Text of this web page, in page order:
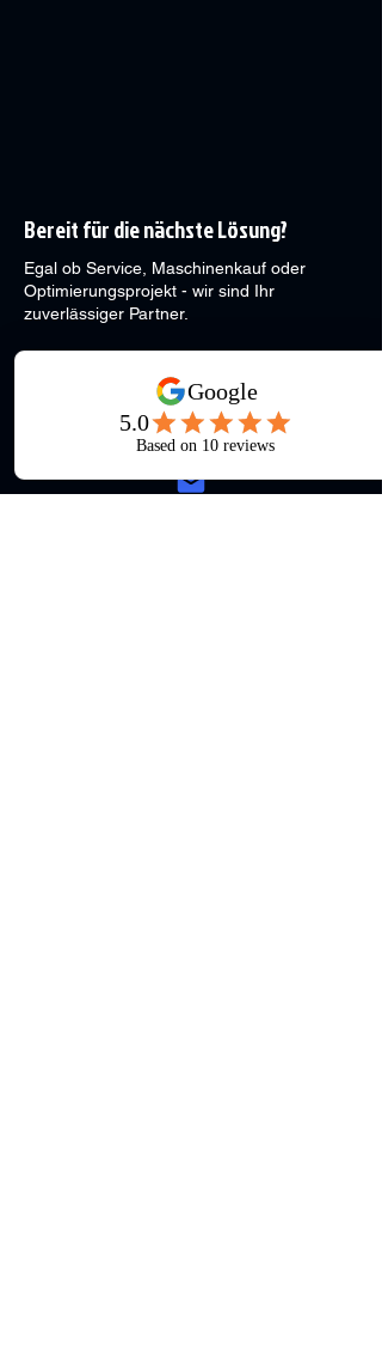
Bereit für die nächste Lösung?
Egal ob Service, Maschinenkauf oder
Optimierungsprojekt - wir sind Ihr
zuverlässiger Partner.
+49 7436 928 690 0